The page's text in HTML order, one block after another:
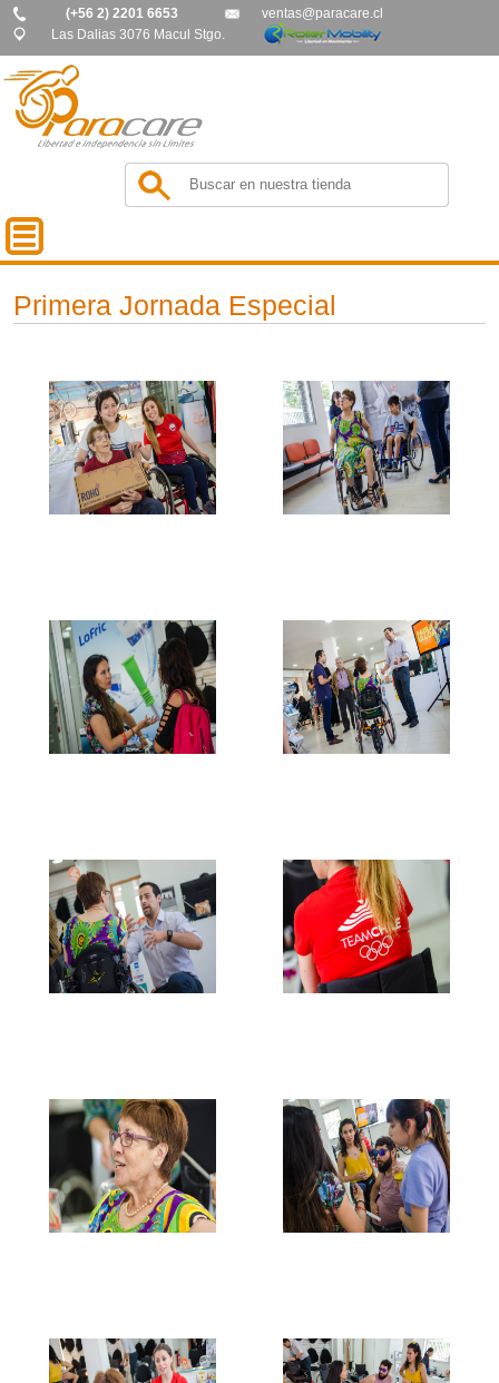
(+56 2) 2201 6653
ventas@paracare.cl
Las Dalias 3076 Macul Stgo.
Primera Jornada Especial